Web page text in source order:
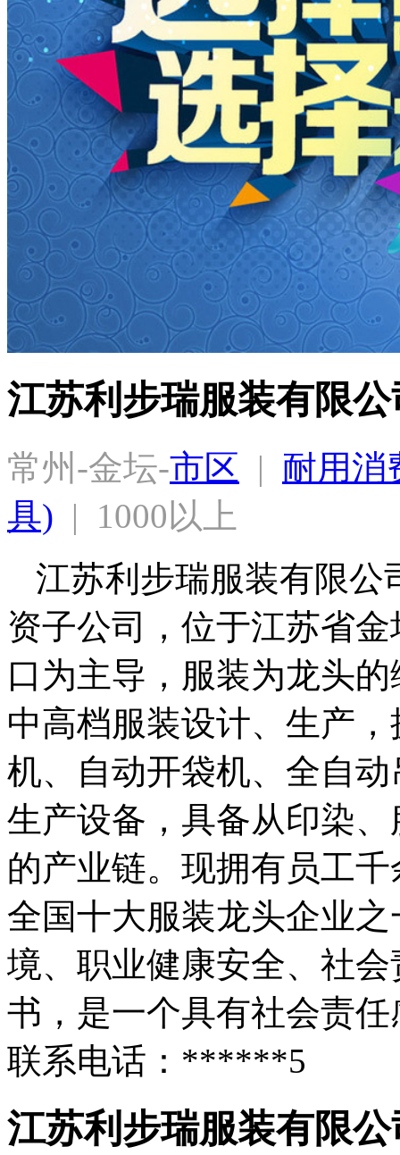
江苏利步瑞服装有限
常州-金坛-市区 | 耐用消
具) |  1000以上
江苏利步瑞服装有限公
资子公司，位于江苏省
口为主导，服装为龙头
中高档服装设计、生产
机、自动开袋机、全自
生产设备，具备从印染
的产业链。现拥有员工
全国十大服装龙头企业
境、职业健康安全、社
书，是一个具有社会责
联系电话：******5
江苏利步瑞服装有限